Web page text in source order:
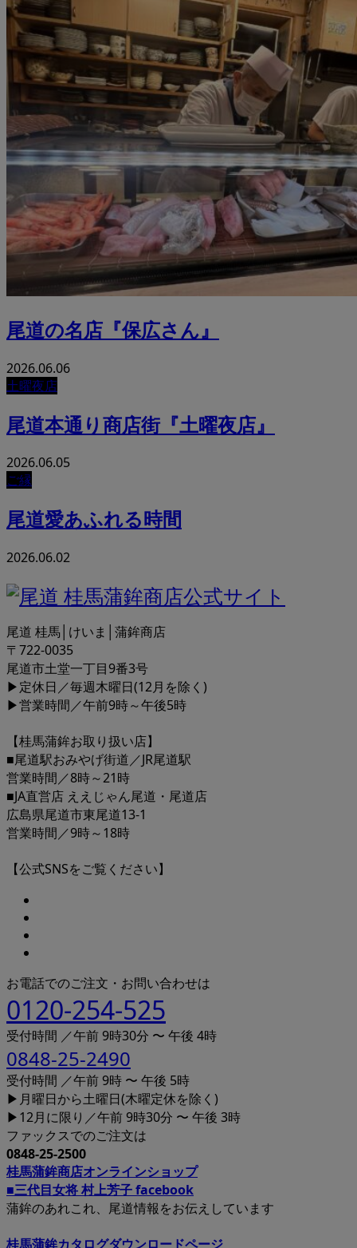
尾道の名店『保広さん』
2026.06.06
土曜夜店
尾道本通り商店街『土曜夜店』
2026.06.05
ご縁
尾道愛あふれる時間
2026.06.02
尾道 桂馬│けいま│蒲鉾商店
〒722-0035
尾道市土堂一丁目9番3号
▶定休日／毎週木曜日(12月を除く)
▶営業時間／午前9時～午後5時
【桂馬蒲鉾お取り扱い店】
■尾道駅おみやげ街道／JR尾道駅
営業時間／8時～21時
■JA直営店 ええじゃん尾道・尾道店
広島県尾道市東尾道13-1
営業時間／9時～18時
【公式SNSをご覧ください】
お電話でのご注文・お問い合わせは
0120-254-525
受付時間 ／午前 9時30分 〜 午後 4時
0848-25-2490
受付時間 ／午前 9時 〜 午後 5時
▶月曜日から土曜日(木曜定休を除く)
▶12月に限り／午前 9時30分 〜 午後 3時
ファックスでのご注文は
0848-25-2500
桂馬蒲鉾商店オンラインショップ
■三代目女将 村上芳子 facebook
蒲鉾のあれこれ、尾道情報をお伝えしています
桂馬蒲鉾カタログダウンロードページ